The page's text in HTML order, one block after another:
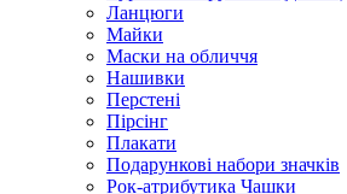
Ланцюги
Майки
Маски на обличчя
Нашивки
Перстені
Пірсінг
Плакати
Подарункові набори значків
Рок-атрибутика Чашки